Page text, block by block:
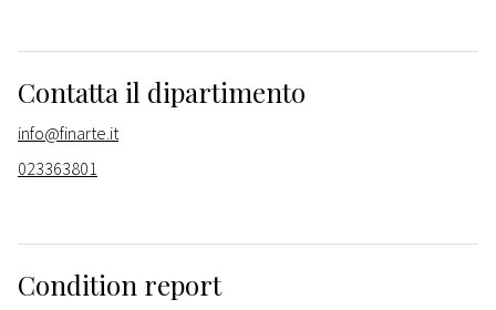
Contatta il dipartimento
info@finarte.it
023363801
Condition report